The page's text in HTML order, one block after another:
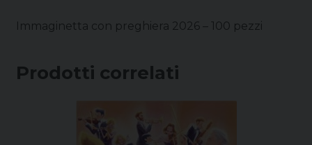
Immaginetta con preghiera 2026 – 100 pezzi
Prodotti correlati